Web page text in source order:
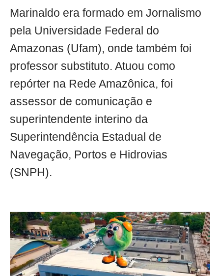
Marinaldo era formado em Jornalismo
pela Universidade Federal do
Amazonas (Ufam), onde também foi
professor substituto. Atuou como
repórter na Rede Amazônica, foi
assessor de comunicação e
superintendente interino da
Superintendência Estadual de
Navegação, Portos e Hidrovias
(SNPH).